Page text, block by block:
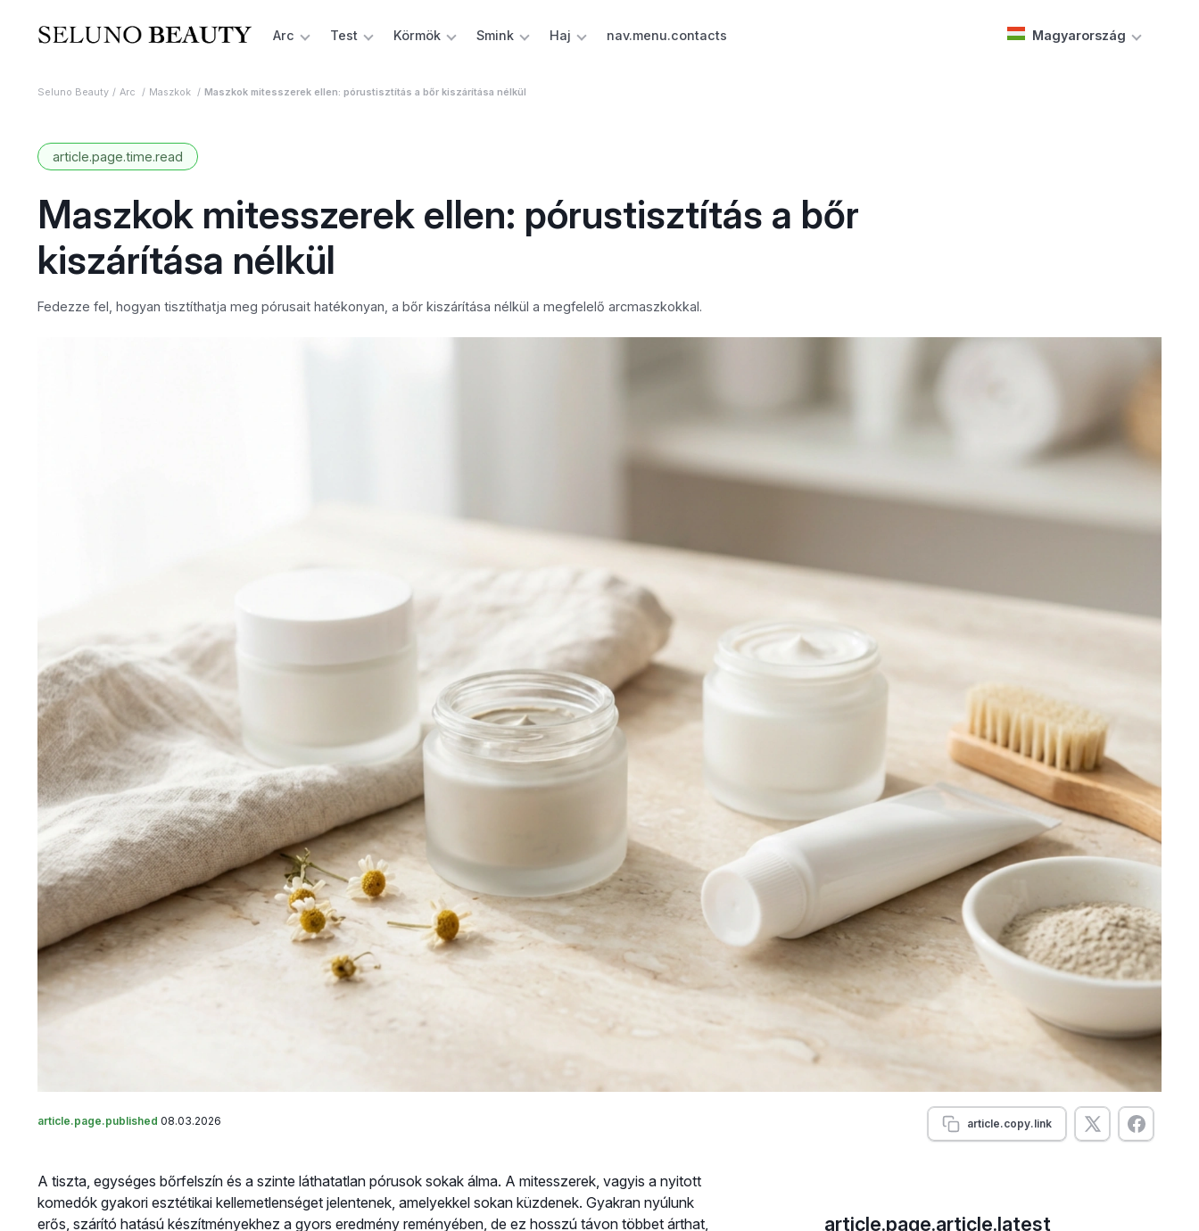
Arc Test Körmök Smink Haj nav.menu.contacts Magyarország
Seluno Beauty Arc Maszkok Maszkok mitesszerek ellen: pórustisztítás a bőr kiszárítása nélkül
article.page.time.read
Maszkok mitesszerek ellen: pórustisztítás a bőr
kiszárítása nélkül
Fedezze fel, hogyan tisztíthatja meg pórusait hatékonyan, a bőr kiszárítása nélkül a megfelelő arcmaszkokkal.
article.page.published 08.03.2026 article.copy.link
A tiszta, egységes bőrfelszín és a szinte láthatatlan pórusok sokak álma. A mitesszerek, vagyis a nyitott
komedók gyakori esztétikai kellemetlenséget jelentenek, amelyekkel sokan küzdenek. Gyakran nyúlunk
erős, szárító hatású készítményekhez a gyors eredmény reményében, de ez hosszú távon többet árthat,
article.page.article.latest